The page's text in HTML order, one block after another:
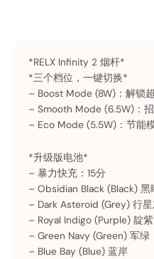
*RELX Infinity 2 烟杆*
*三个档位，一键切换*
– Boost Mode (8W)：解锁
– Smooth Mode (6.5W)：
– Eco Mode (5.5W)：节能
*升级版电池*
– 暴力快充：15分
– Obsidian Black (Black) 黑
– Dark Asteroid (Grey) 行
– Royal Indigo (Purple) 靛紫
– Green Navy (Green) 军绿
– Blue Bay (Blue) 蓝岸